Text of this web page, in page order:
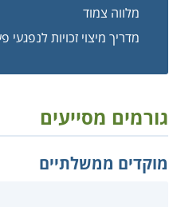
מלווה צמוד
מדריך מיצוי זכויות
גורמים מסייעים
מוקדים ממשלתיים